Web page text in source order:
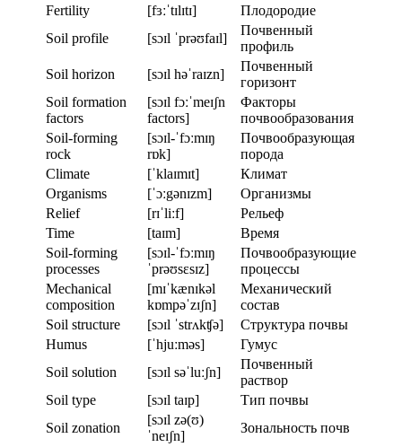
Fertility
[fɜːˈtɪlɪtɪ]
Плодородие
Soil profile
[sɔɪl ˈprəʊfaɪl]
Почвенный
профиль
Soil horizon
[sɔɪl həˈraɪzn]
Почвенный
горизонт
Soil formation
factors
[sɔɪl fɔːˈmeɪʃn
factors]
Факторы
почвообразования
Soil-forming
rock
[sɔɪl-ˈfɔːmɪŋ
rɒk]
Почвообразующая
порода
Climate
[ˈklaɪmɪt]
Климат
Organisms
[ˈɔːgənɪzm]
Организмы
Relief
[rɪˈliːf]
Рельеф
Time
[taɪm]
Время
Soil-forming
processes
[sɔɪl-ˈfɔːmɪŋ
ˈprəʊsɛsɪz]
Почвообразующие
процессы
Mechanical
composition
[mɪˈkænɪkəl
kɒmpəˈzɪʃn]
Механический
состав
Soil structure
[sɔɪl ˈstrʌkʧə]
Структура почвы
Humus
[ˈhjuːməs]
Гумус
Soil solution
[sɔɪl səˈluːʃn]
Почвенный
раствор
Soil type
[sɔɪl taɪp]
Тип почвы
Soil zonation
[sɔɪl zə(ʊ)
ˈneɪʃn]
Зональность почв